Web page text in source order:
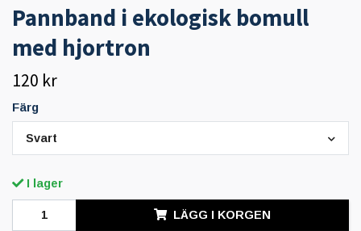
Pannband i ekologisk bomull
med hjortron
120 kr
Färg
Svart
I lager
LÄGG I KORGEN